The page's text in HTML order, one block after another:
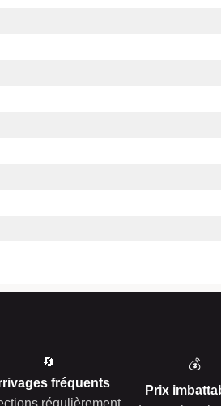
🔄
fréquents
régulièrement
💰
Prix